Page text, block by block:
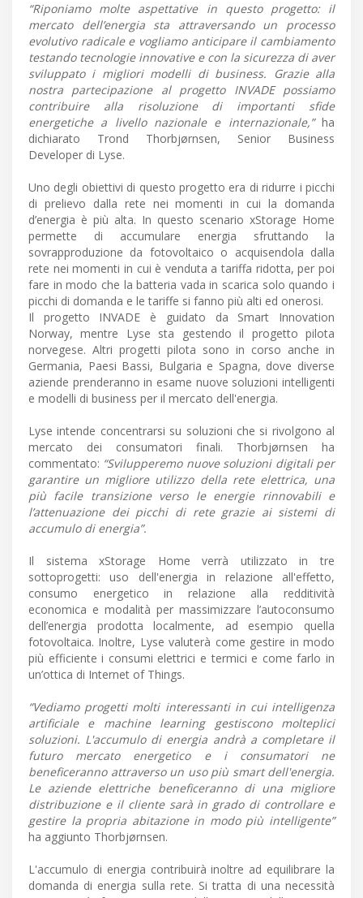
“Riponiamo molte aspettative in questo progetto: il
mercato dell’energia sta attraversando un processo
evolutivo radicale e vogliamo anticipare il cambiamento
testando tecnologie innovative e con la sicurezza di aver
sviluppato i migliori modelli di business. Grazie alla
nostra partecipazione al progetto INVADE possiamo
contribuire alla risoluzione di importanti sfide
energetiche a livello nazionale e internazionale,”ha
dichiarato Trond Thorbjørnsen, Senior Business
Developer di Lyse.
Uno degli obiettivi di questo progetto era di ridurre i picchi
di prelievo dalla rete nei momenti in cui la domanda
d’energia è più alta. In questo scenario xStorage Home
permette di accumulare energia sfruttando la
sovrapproduzione da fotovoltaico o acquisendola dalla
rete nei momenti in cui è venduta a tariffa ridotta, per poi
fare in modo che la batteria vada in scarica solo quando i
picchi di domanda e le tariffe si fanno più alti ed onerosi.
Il progetto INVADE è guidato da Smart Innovation
Norway, mentre Lyse sta gestendo il progetto pilota
norvegese. Altri progetti pilota sono in corso anche in
Germania, Paesi Bassi, Bulgaria e Spagna, dove diverse
aziende prenderanno in esame nuove soluzioni intelligenti
e modelli di business per il mercato dell'energia.
Lyse intende concentrarsi su soluzioni che si rivolgono al
mercato dei consumatori finali. Thorbjørnsen ha
commentato: “Svilupperemo nuove soluzioni digitali per
garantire un migliore utilizzo della rete elettrica, una
più facile transizione verso le energie rinnovabili e
l’attenuazione dei picchi di rete grazie ai sistemi di
accumulo di energia”.
Il sistema xStorage Home verrà utilizzato in tre
sottoprogetti: uso dell'energia in relazione all'effetto,
consumo energetico in relazione alla redditività
economica e modalità per massimizzare l’autoconsumo
dell’energia prodotta localmente, ad esempio quella
fotovoltaica. Inoltre, Lyse valuterà come gestire in modo
più efficiente i consumi elettrici e termici e come farlo in
un’ottica di Internet of Things.
“Vediamo progetti molti interessanti in cui intelligenza
artificiale e machine learning gestiscono molteplici
soluzioni. L'accumulo di energia andrà a completare il
futuro mercato energetico e i consumatori ne
beneficeranno attraverso un uso più smart dell'energia.
Le aziende elettriche beneficeranno di una migliore
distribuzione e il cliente sarà in grado di controllare e
gestire la propria abitazione in modo più intelligente”
ha aggiunto Thorbjørnsen.
L'accumulo di energia contribuirà inoltre ad equilibrare la
domanda di energia sulla rete. Si tratta di una necessità